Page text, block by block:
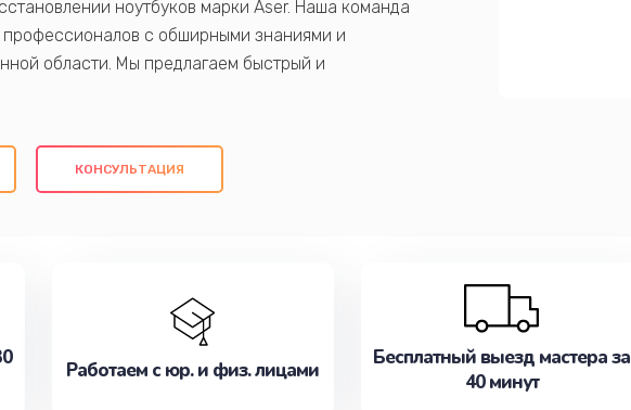
ноутбуков марки Aser. Наша команда
профессионалов с обширными знаниями и
области. Мы предлагаем быстрый и
оригинальных компонентов, а также
обслуживание, удовлетворяя их
Не медлите записаться на ремонт уже
КОНСУЛЬТАЦИЯ
Работаем с юр. и физ. лицами
Бесплатный выезд мастера за
40 минут